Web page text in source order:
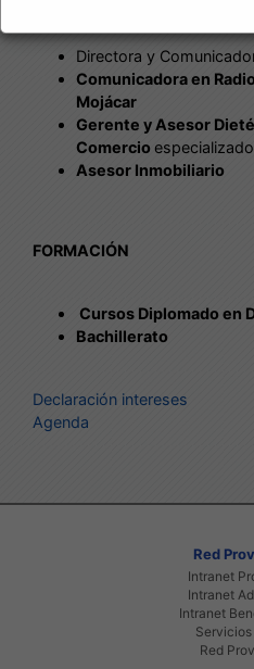
Directora y
Comunicadora en
Mojácar
Gerente y Asesor
Comercio
Asesor Inmobiliario
​FORMACIÓN
Cursos Diplomado en
Bachillerato
Declaración intereses
Agenda
Red
Intranet
Intranet
Intranet
Servicios
Red